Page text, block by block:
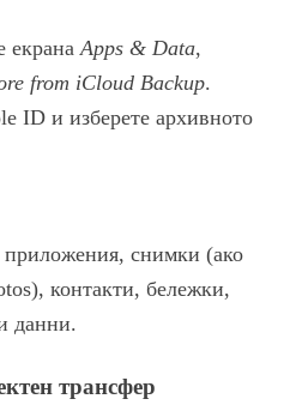
екранаApps & Data,
from iCloud Backup.
ID и изберете архивното
снимки (ако
контакти, бележки,
данни.
трансфер